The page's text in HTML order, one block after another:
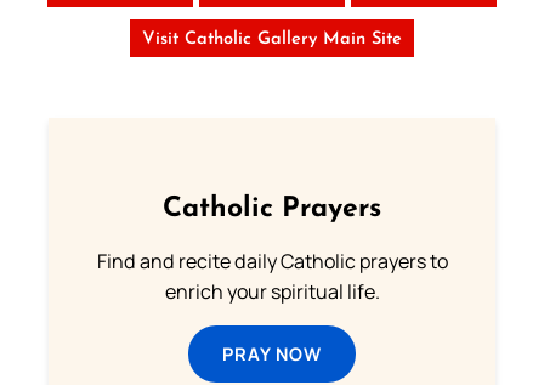
Visit Catholic Gallery Main Site
Catholic Prayers
Find and recite daily Catholic prayers to
enrich your spiritual life.
PRAY NOW